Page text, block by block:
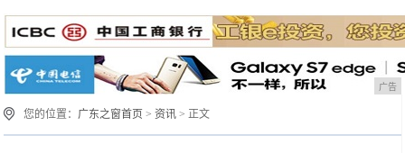
广告
您的位置： 广东之窗首页 >资讯 > 正文